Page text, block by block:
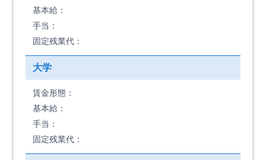
基本給：
手当：
固定残業代：
大学
賃金形態：
基本給：
手当：
固定残業代：